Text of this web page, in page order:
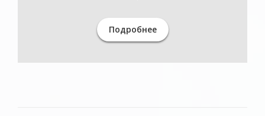
Подробнее